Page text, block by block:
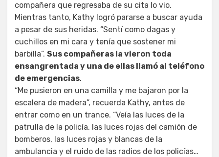
compañera que regresaba de su cita lo vio.
Mientras tanto, Kathy logró pararse a buscar ayuda
a pesar de sus heridas. “Sentí como dagas y
cuchillos en mi cara y tenía que sostener mi
barbilla”. Sus compañeras la vieron toda
ensangrentada y una de ellas llamó al teléfono
de emergencias.
“Me pusieron en una camilla y me bajaron por la
escalera de madera”, recuerda Kathy, antes de
entrar como en un trance. “Veía las luces de la
patrulla de la policía, las luces rojas del camión de
bomberos, las luces rojas y blancas de la
ambulancia y el ruido de las radios de los policías…